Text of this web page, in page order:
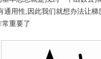
通用性,因此我们就想办法让
重要了